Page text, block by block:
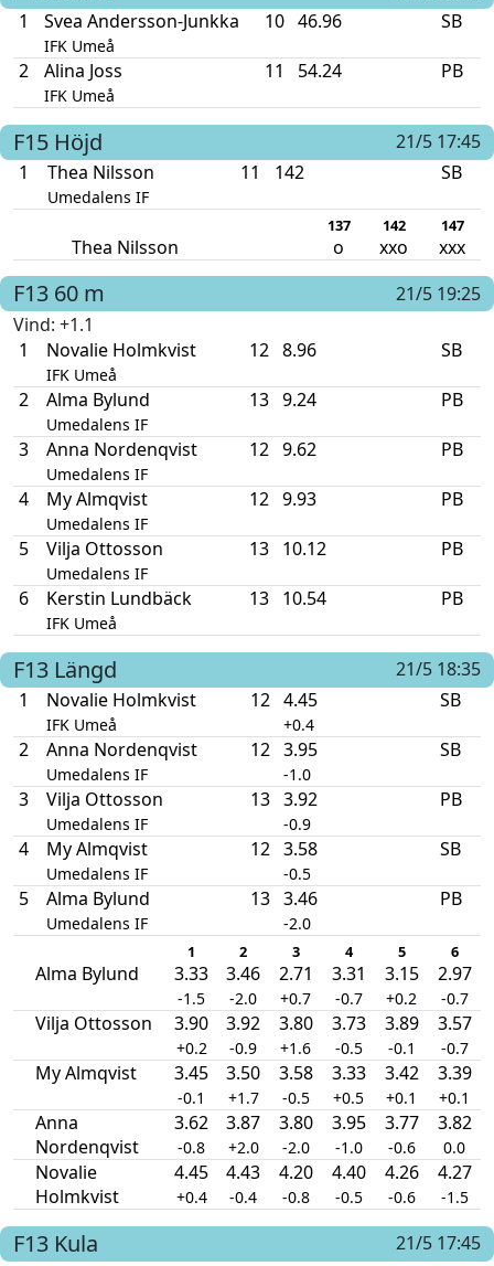
1
Svea Andersson-Junkka
IFK Umeå
10 46.96 SB
2 Alina Joss
IFK Umeå
11 54.24 PB
F15 Höjd
21/5 17:45
1
Thea Nilsson
Umedalens IF
11 142 SB
137 142 147
Thea Nilsson o xxo xxx
F13 60 m
21/5 19:25
Vind: +1.1
1
Novalie Holmkvist
IFK Umeå
12 8.96 SB
2 Alma Bylund
Umedalens IF
13 9.24 PB
3 Anna Nordenqvist
Umedalens IF
12 9.62 PB
4 My Almqvist
Umedalens IF
12 9.93 PB
5 Vilja Ottosson
Umedalens IF
13 10.12 PB
6 Kerstin Lundbäck
IFK Umeå
13 10.54 PB
F13 Längd
21/5 18:35
1
Novalie Holmkvist
IFK Umeå
12 4.45
+0.4
SB
2 Anna Nordenqvist
Umedalens IF
12 3.95
-1.0
SB
3 Vilja Ottosson
Umedalens IF
13 3.92
-0.9
PB
4 My Almqvist
Umedalens IF
12 3.58
-0.5
SB
5 Alma Bylund
Umedalens IF
13 3.46
-2.0
PB
1 2 3 4 5 6
Alma Bylund 3.33
-1.5
3.46
-2.0
2.71
+0.7
3.31
-0.7
3.15
+0.2
2.97
-0.7
Vilja Ottosson 3.90
+0.2
3.92
-0.9
3.80
+1.6
3.73
-0.5
3.89
-0.1
3.57
-0.7
My Almqvist 3.45
-0.1
3.50
+1.7
3.58
-0.5
3.33
+0.5
3.42
+0.1
3.39
+0.1
Anna
Nordenqvist
3.62
-0.8
3.87
+2.0
3.80
-2.0
3.95
-1.0
3.77
-0.6
3.82
0.0
Novalie
Holmkvist
4.45
+0.4
4.43
-0.4
4.20
-0.8
4.40
-0.5
4.26
-0.6
4.27
-1.5
F13 Kula
21/5 17:45